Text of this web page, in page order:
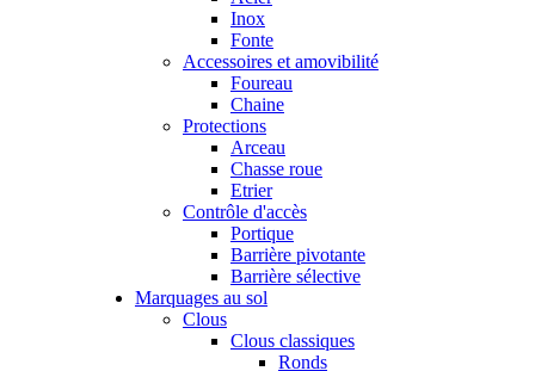
Inox
Fonte
Accessoires et amovibilité
Foureau
Chaine
Protections
Arceau
Chasse roue
Etrier
Contrôle d'accès
Portique
Barrière pivotante
Barrière sélective
Marquages au sol
Clous
Clous classiques
Ronds